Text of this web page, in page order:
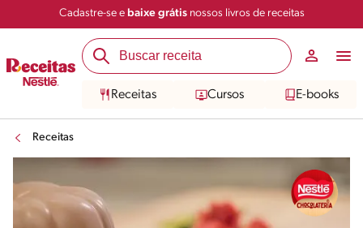
Cadastre-se e baixe grátisnossos livros de receitas
Receitas Cursos E-books
Receitas
Salvar Compartilhar